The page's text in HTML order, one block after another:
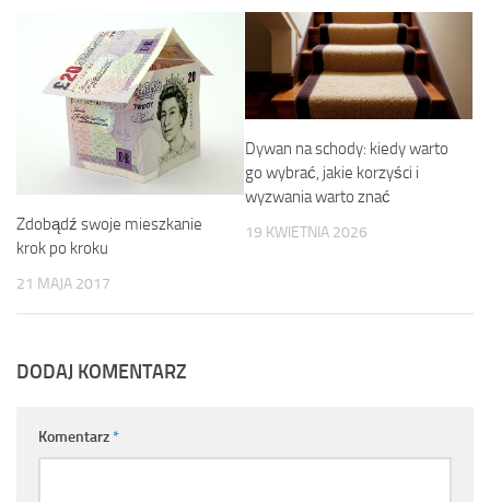
Zdobądź swoje mieszkanie
krok po kroku
21 MAJA 2017
Dywan na schody: kiedy warto
go wybrać, jakie korzyści i
wyzwania warto znać
19 KWIETNIA 2026
DODAJ KOMENTARZ
Komentarz*